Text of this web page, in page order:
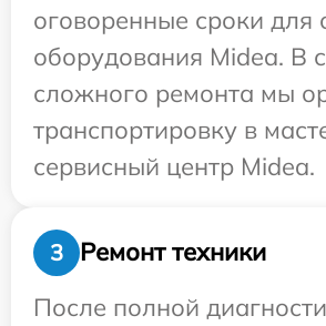
оговоренные сроки для
оборудования Midea. В
сложного ремонта мы
транспортировку в
сервисный центр Midea.
3
Ремонт техники
После полной